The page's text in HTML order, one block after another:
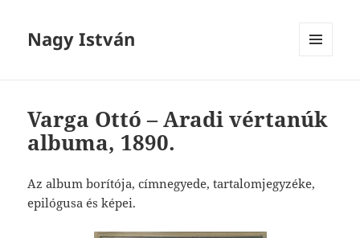
Nagy István
Varga Ottó – Aradi vértanúk
albuma, 1890.
Az album borítója, címnegyede, tartalomjegyzéke,
epilógusa és képei.